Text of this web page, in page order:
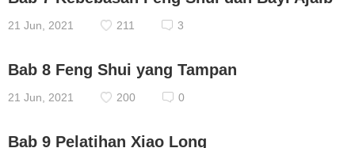
21 Jun, 2021 211 3
Bab 8 Feng Shui yang Tampan
21 Jun, 2021 200 0
Bab 9 Pelatihan Xiao Long